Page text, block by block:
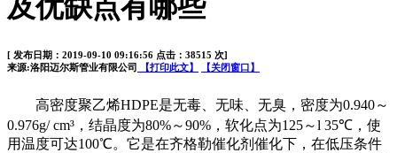
及优缺点有哪些
[ 发布日期：2019-09-10 09:16:56 点击：38515 次]
来源:洛阳迈尔斯管业有限公司
【打印此文】 【关闭窗口】
高密度聚乙烯HDPE是无毒、无味、无臭，密度为0.940～
0.976g/ cm³，结晶度为80%～90% ，软化点为125～l 35℃，使
用温度可达100℃。它是在齐格勒催化剂催化下，在低压条件